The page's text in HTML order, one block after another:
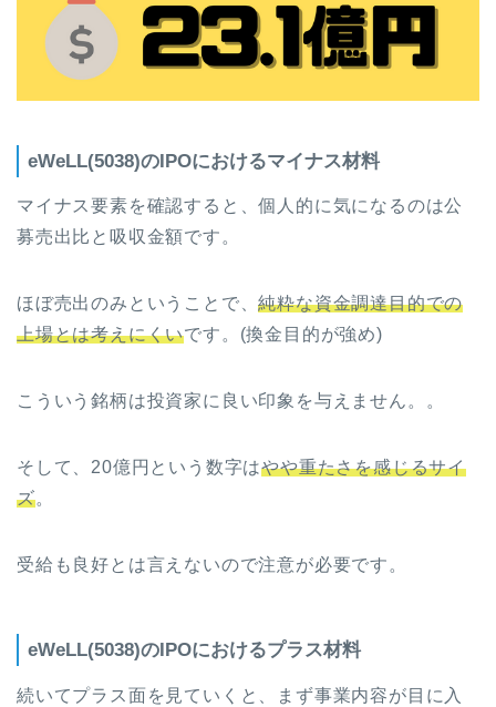
eWeLL(5038)のIPOにおけるマイナス材料
マイナス要素を確認すると、個人的に気になるのは公
募売出比と吸収金額です。
ほぼ売出のみということで、純粋な資金調達目的での
上場とは考えにくいです。(換金目的が強め)
こういう銘柄は投資家に良い印象を与えません。。
そして、20億円という数字はやや重たさを感じるサイ
ズ。
受給も良好とは言えないので注意が必要です。
eWeLL(5038)のIPOにおけるプラス材料
続いてプラス面を見ていくと、まず事業内容が目に入